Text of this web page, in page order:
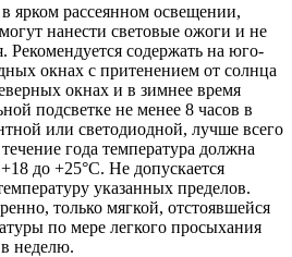
ярком рассеянном освещении,
нанести световые ожоги и не
Рекомендуется содержать на юго-
окнах с притенением от солнца
окнах и в зимнее время
подсветке не менее 8 часов в
или светодиодной, лучше всего
года температура должна
до +25°С. Не допускается
указанных пределов.
только мягкой, отстоявшейся
по мере легкого просыхания
неделю.